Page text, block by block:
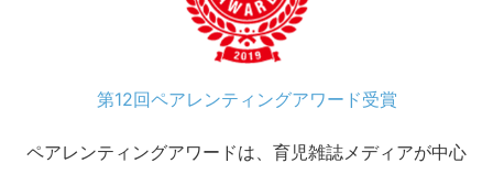
第12回ペアレンティングアワード受賞
ペアレンティングアワードは、育児雑誌メディアが中心